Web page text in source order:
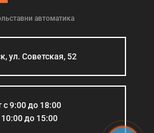
автоматика
ул. Советская, 52
с 9:00 до 18:00
10:00 до 15:00